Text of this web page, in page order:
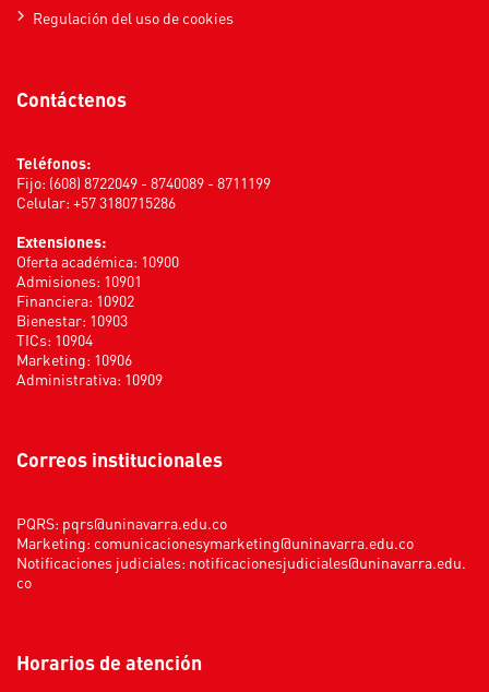
Regulación del uso de cookies
Contáctenos
Teléfonos:
Fijo: (608) 8722049 - 8740089 - 8711199
Celular: +57 3180715286
Extensiones:
Oferta académica: 10900
Admisiones: 10901
Financiera: 10902
Bienestar: 10903
TICs: 10904
Marketing: 10906
Administrativa: 10909
Correos institucionales
PQRS: pqrs@uninavarra.edu.co
Marketing: comunicacionesymarketing@uninavarra.edu.co
Notificaciones judiciales: notificacionesjudiciales@uninavarra.edu.
co
Horarios de atención